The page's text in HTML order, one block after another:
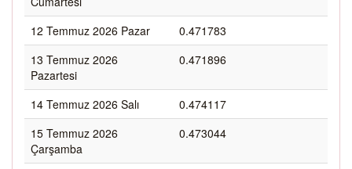
12 Temmuz 2026 Pazar
0.471783
13 Temmuz 2026
Pazartesi
0.471896
14 Temmuz 2026 Salı
0.474117
15 Temmuz 2026
Çarşamba
0.473044